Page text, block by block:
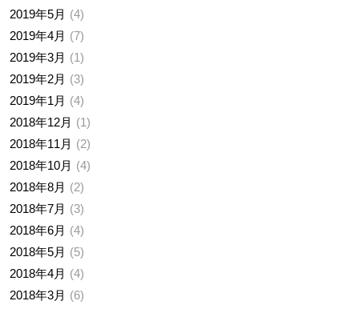
2019年5月
4
2019年4月
7
2019年3月
1
2019年2月
3
2019年1月
4
2018年12月
1
2018年11月
2
2018年10月
4
2018年8月
2
2018年7月
3
2018年6月
4
2018年5月
5
2018年4月
4
2018年3月
6